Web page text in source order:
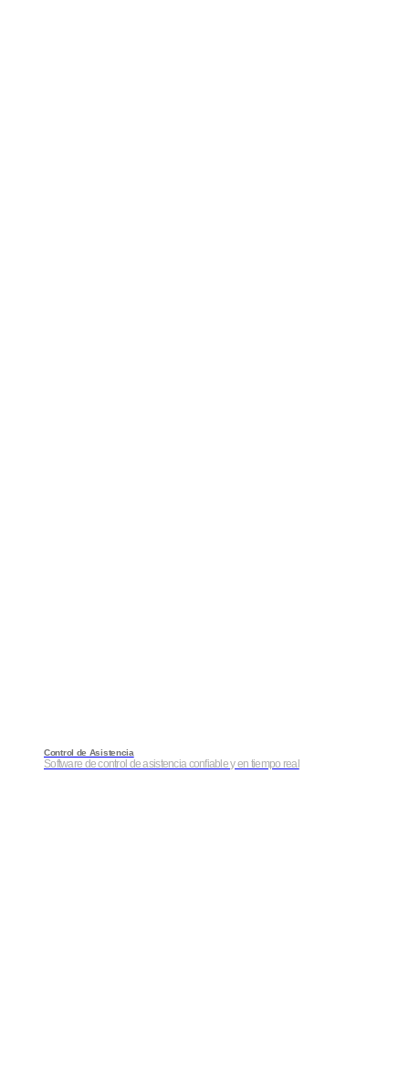
Control de Asistencia
Software de control de asistencia confiable y en tiempo real